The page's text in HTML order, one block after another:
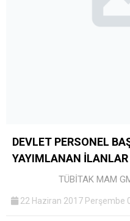
DEVLET PERSONEL
YAYIMLANAN İLANLAR
TÜBİTAK MAM GMBE
22 Haziran 2017 Perşembe